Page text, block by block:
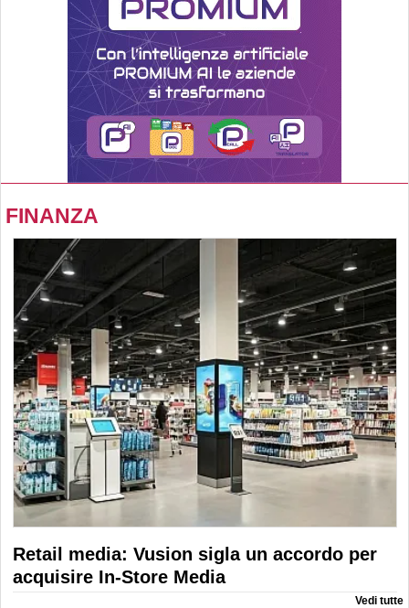
FINANZA
Retail media: Vusion sigla un accordo per
acquisire In-Store Media
Vedi tutte